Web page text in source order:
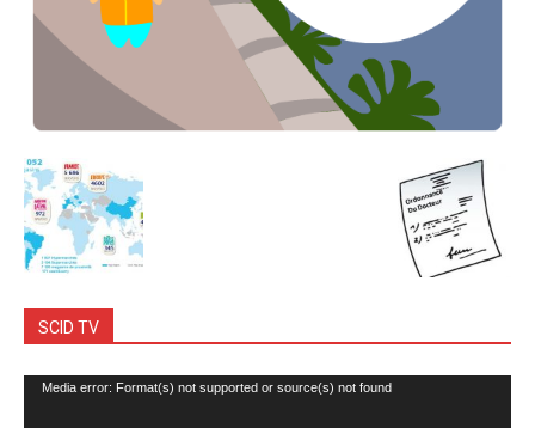
SCID TV
Lecteur
Media error: Format(s) not supported or source(s) not found